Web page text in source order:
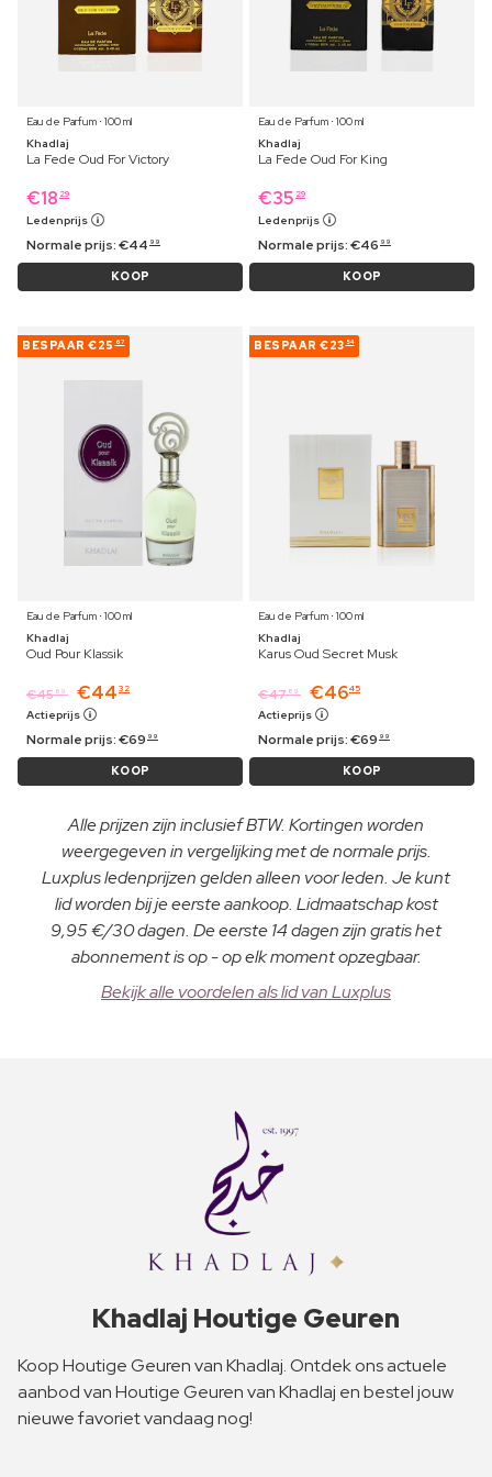
Eau de Parfum ⋅ 100 ml
Khadlaj
La Fede Oud For Victory
€18 29
Ledenprijs
Normale prijs:€44 99
KOOP
Eau de Parfum ⋅ 100 ml
Khadlaj
La Fede Oud For King
€35 29
Ledenprijs
Normale prijs:€46 99
KOOP
BESPAAR €25 67
Eau de Parfum ⋅ 100 ml
Khadlaj
Oud Pour Klassik
€45 69 €44 32
Actieprijs
Normale prijs:€69 99
KOOP
BESPAAR €23 54
Eau de Parfum ⋅ 100 ml
Khadlaj
Karus Oud Secret Musk
€47 89 €4645
Actieprijs
Normale prijs:€69 99
KOOP
Alle prijzen zijn inclusief BTW. Kortingen worden
weergegeven in vergelijking met de normale prijs.
Luxplus ledenprijzen gelden alleen voor leden. Je kunt
lid worden bij je eerste aankoop. Lidmaatschap kost
9,95 €/30 dagen. De eerste 14 dagen zijn gratis het
abonnement is op - op elk moment opzegbaar.
Bekijk alle voordelen als lid van Luxplus
Khadlaj Houtige Geuren
Koop Houtige Geuren van Khadlaj. Ontdek ons actuele
aanbod van Houtige Geuren van Khadlaj en bestel jouw
nieuwe favoriet vandaag nog!